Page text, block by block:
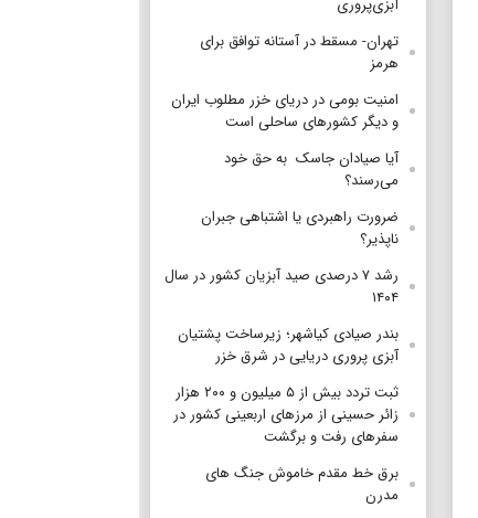
آبزی‌پروری
تهران- مسقط در آستانه توافق برای
هرمز
امنیت بومی در دریای خزر مطلوب ایران
و دیگر کشورهای ساحلی است
آیا صیادان جاسک به حق خود
می‌رسند؟
ضرورت راهبردی یا اشتباهی جبران
ناپذیر؟
رشد ۷ درصدی صید آبزیان کشور در سال
۱۴۰۴
بندر صیادی کیاشهر؛ زیرساخت پشتیان
آبزی پروری دریایی در شرق خزر
ثبت تردد بیش از ۵ میلیون و ۲۰۰ هزار
زائر حسینی از مرزهای اربعینی کشور در
سفرهای رفت و برگشت
برق خط مقدم خاموش جنگ های
مدرن